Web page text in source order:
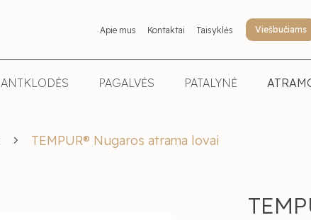
Apie mus Kontaktai Taisyklės Viešbučiams
ANTKLODĖS PAGALVĖS PATALYNĖ
TEMPUR® Nugaros atrama lovai